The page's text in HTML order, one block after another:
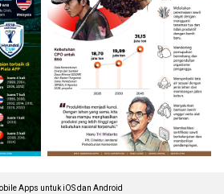
Apps untuk iOS dan Android